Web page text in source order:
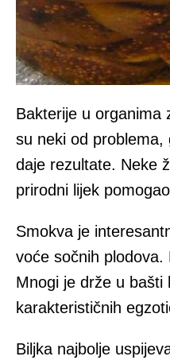
Bakterije u organima
su neki od problema,
daje rezultate. Neke
prirodni lijek
Smokva je
voće sočnih plodova.
Mnogi je drže u bašti
karakterističnih
Biljka najbolje